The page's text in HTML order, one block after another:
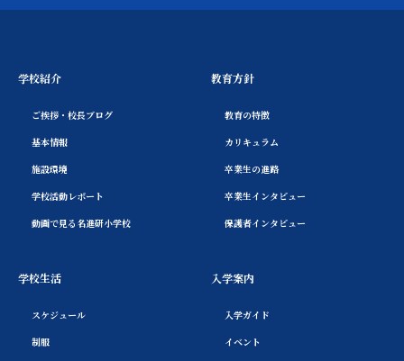
学校紹介
ご挨拶・校長ブログ
基本情報
施設環境
学校活動レポート
動画で見る名進研小学校
教育方針
教育の特徴
カリキュラム
卒業生の進路
卒業生インタビュー
保護者インタビュー
学校生活
スケジュール
制服
入学案内
入学ガイド
イベント